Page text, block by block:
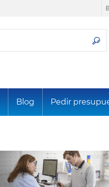
Blog Pedir